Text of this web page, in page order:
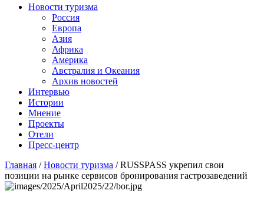
Новости туризма
Россия
Европа
Азия
Африка
Америка
Австралия и Океания
Архив новостей
Интервью
Истории
Мнение
Проекты
Отели
Пресс-центр
Главная /Новости туризма /RUSSPASS укрепил свои
позиции на рынке сервисов бронирования гастрозаведений